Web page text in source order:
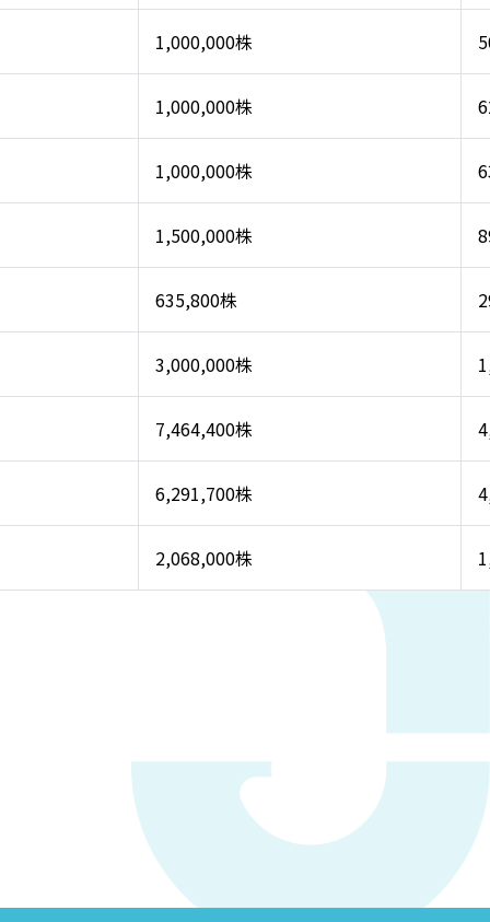
1,000,000株
1,000,000株
1,000,000株
1,500,000株
635,800株
3,000,000株
7,464,400株
6,291,700株
2,068,000株